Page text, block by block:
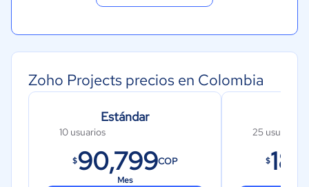
Zoho Projects precios en Colombia
Estándar
10 usuarios
$90,799COP
Mes
25 usuarios
$